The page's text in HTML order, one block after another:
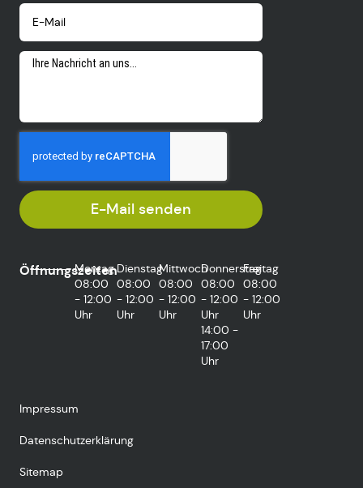
E-Mail senden
Öffnungszeiten
Montag
08:00
- 12:00
Uhr
Dienstag
08:00
- 12:00
Uhr
Mittwoch
08:00
- 12:00
Uhr
Donnerstag
08:00
- 12:00
Uhr
14:00 -
17:00
Uhr
Freitag
08:00
- 12:00
Uhr
Impressum
Datenschutzerklärung
Sitemap